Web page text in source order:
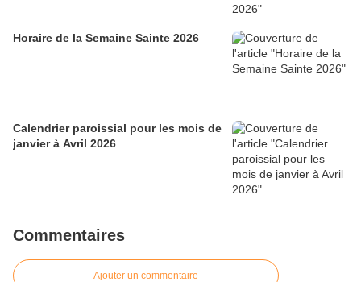
Horaire de la Semaine Sainte 2026
Calendrier paroissial pour les mois de
janvier à Avril 2026
Commentaires
Ajouter un commentaire